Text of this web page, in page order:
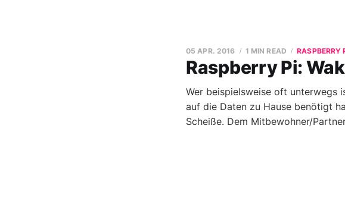
Raspberry Pi:
05 APR. 2016 1 MIN READ RASPBERRY
Wer beispielsweise oft unterwegs
auf die Daten zu Hause benötigt
Scheiße. Dem Mitbewohner/